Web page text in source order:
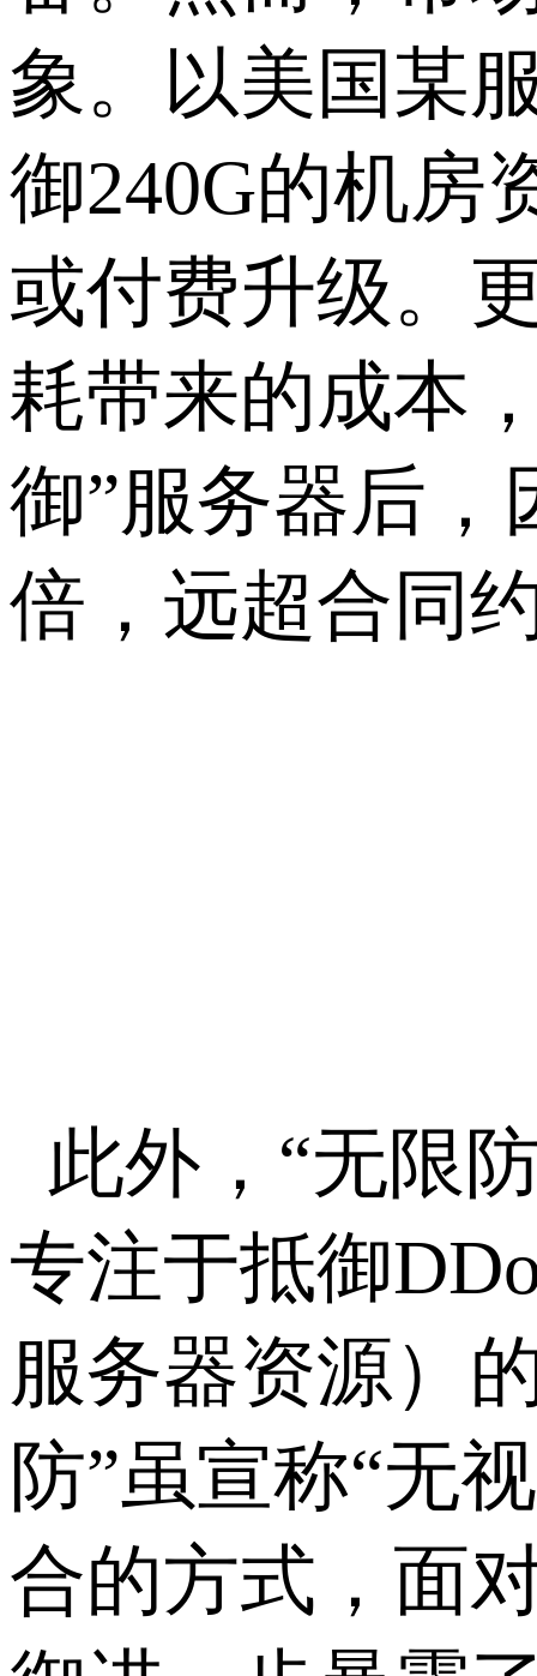
象。以美国某
御240G的机房
或付费升级。
耗带来的成本
御”服务器后
倍，远超合同
此外，“无限
专注于抵御
服务器资源）
防”虽宣称“无
合的方式，面